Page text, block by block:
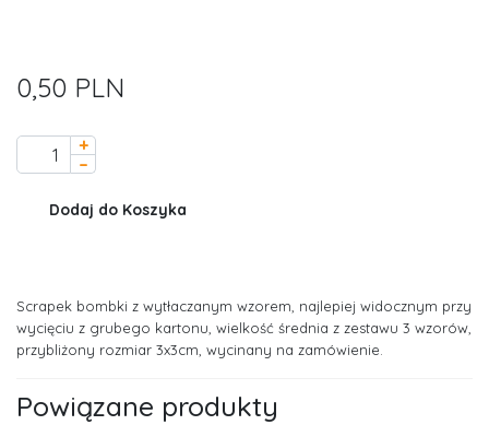
0,50 PLN
+
–
Dodaj do Koszyka
Scrapek bombki z wytłaczanym wzorem, najlepiej widocznym przy
wycięciu z grubego kartonu, wielkość średnia z zestawu 3 wzorów,
przybliżony rozmiar 3x3cm, wycinany na zamówienie.
Powiązane produkty